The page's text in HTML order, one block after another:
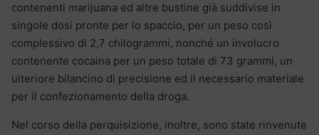
contenenti marijuana ed altre bustine già suddivise in
singole dosi pronte per lo spaccio, per un peso così
complessivo di 2,7 chilogrammi, nonché un involucro
contenente cocaina per un peso totale di 73 grammi, un
ulteriore bilancino di precisione ed il necessario materiale
per il confezionamento della droga.
Nel corso della perquisizione, inoltre, sono state rinvenute